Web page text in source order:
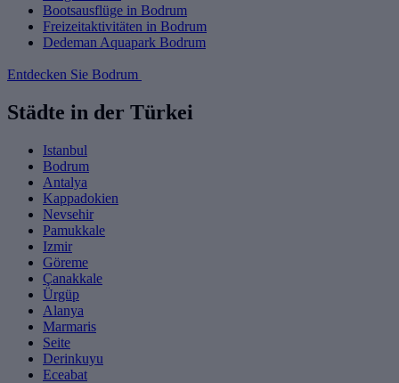
Bootsausflüge in Bodrum
Freizeitaktivitäten in Bodrum
Dedeman Aquapark Bodrum
Entdecken Sie Bodrum
Städte in der Türkei
Istanbul
Bodrum
Antalya
Kappadokien
Nevsehir
Pamukkale
Izmir
Göreme
Çanakkale
Ürgüp
Alanya
Marmaris
Seite
Derinkuyu
Eceabat